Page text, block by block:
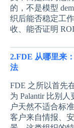
的，不是模型
织后能否稳定工
收、能否证明 ROI
2.FDE 从哪里来
法
FDE 之所以首先
为 Palantir 比别
户天然不适合标
客户来自情报、